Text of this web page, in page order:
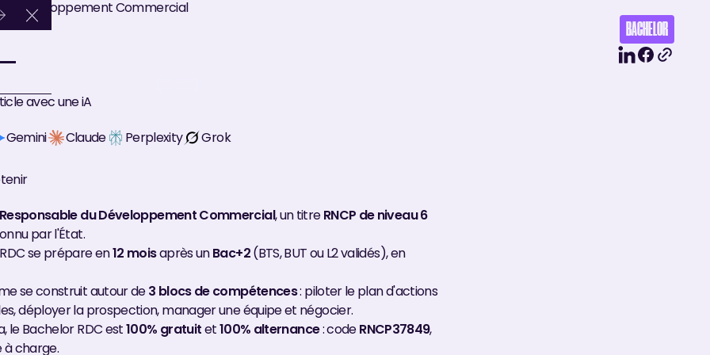
Close Announcement Banner
du Développement Commercial
BACHELOR
avec une iA
Gemini Claude Perplexity Grok
Responsable du Développement Commercial, un titreRNCP de niveau 6
par l'État.
se prépare en12 moisaprès unBac+2(BTS, BUT ou L2 validés), en
se construit autour de3 blocs de compétences: piloter le plan d'actions
déployer la prospection, manager une équipe et négocier.
le Bachelor RDC est100% gratuitet100% alternance: codeRNCP37849,
à charge.